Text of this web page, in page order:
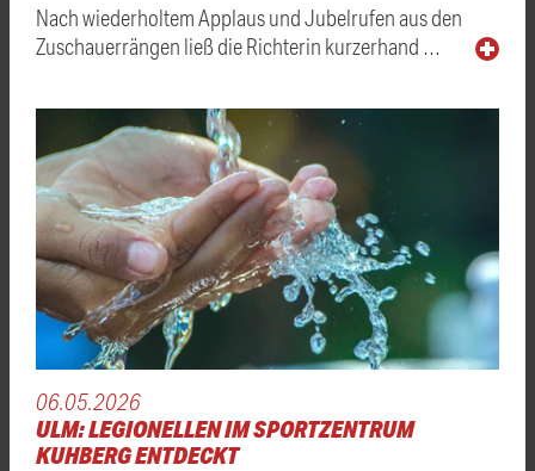
Nach wiederholtem Applaus und Jubelrufen aus den
Zuschauerrängen ließ die Richterin kurzerhand …
06.05.2026
ULM: LEGIONELLEN IM SPORTZENTRUM
KUHBERG ENTDECKT